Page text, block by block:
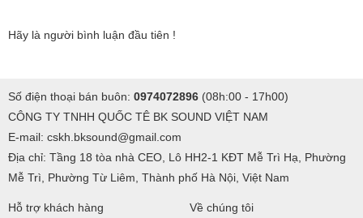
Hãy là người bình luận đầu tiên !
Số điện thoại bán buôn: 0974072896 (08h:00 - 17h00)
CÔNG TY TNHH QUỐC TÊ BK SOUND VIỆT NAM
E-mail: cskh.bksound@gmail.com
Địa chỉ: Tầng 18 tòa nhà CEO, Lô HH2-1 KĐT Mễ Trì Hạ, Phường
Mễ Trì, Phường Từ Liêm, Thành phố Hà Nội, Việt Nam
Hỗ trợ khách hàng Về chúng tôi